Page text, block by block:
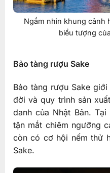
Ngắm nhìn khung cảnh
biểu tượng
Bảo tàng rượu Sake
Bảo tàng rượu Sake
đời và quy trình sản
danh của Nhật Bản.
tận mắt chiêm ngưỡng
còn có cơ hội nếm thử
Sake.